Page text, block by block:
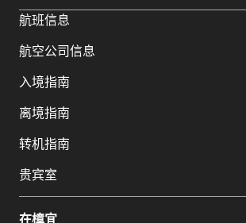
航班信息
航空公司信息
入境指南
离境指南
转机指南
贵宾室
在樟宜